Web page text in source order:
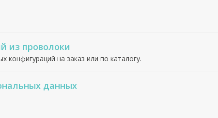
из проволоки
на заказ или по каталогу.
данных